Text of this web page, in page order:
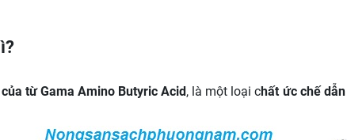
từ Gama Amino Butyric Acid, là một loại chất ức chế